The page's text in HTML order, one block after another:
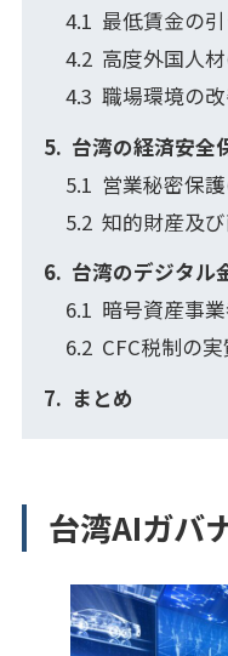
最低賃金の
高度外国人
職場環境の
台湾の経済安全
営業秘密保
知的財産及
台湾のデジタル
暗号資産事
CFC税制の
まとめ
台湾AIガバ